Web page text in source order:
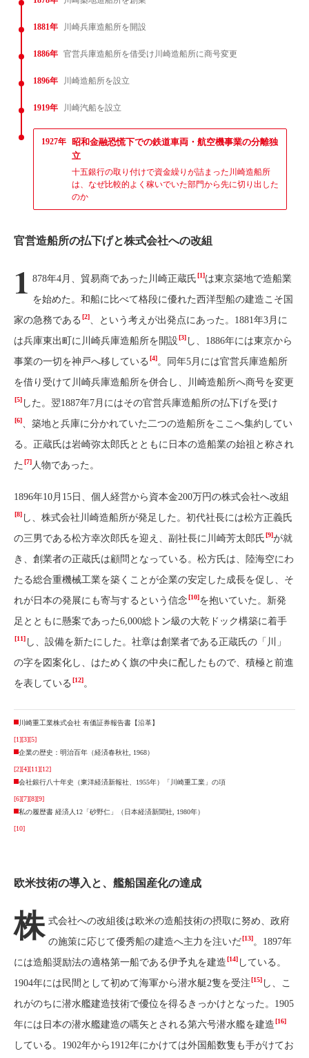
1881年 川崎兵庫造船所を開設
1886年 官営兵庫造船所を借受け川崎造船所に商号変更
1896年 川崎造船所を設立
1919年 川崎汽船を設立
1927年
昭和金融恐慌下での鉄道車両・航空機事業の分離独
立
十五銀行の取り付けで資金繰りが詰まった川崎造船所
は、なぜ比較的よく稼いでいた部門から先に切り出した
のか
官営造船所の払下げと株式会社への改組
1 878年4月、貿易商であった川崎正蔵氏 [1]は東京築地で造船業
を始めた。和船に比べて格段に優れた西洋型船の建造こそ国
家の急務である [2]
、という考えが出発点にあった。1881年3月に
は兵庫東出町に川崎兵庫造船所を開設[3] し、1886年には東京から
事業の一切を神戸へ移している [4]。同年5月には官営兵庫造船所
を借り受けて川崎兵庫造船所を併合し、川崎造船所へ商号を変更
[5] した。翌1887年7月にはその官営兵庫造船所の払下げを受け
[6]
、築地と兵庫に分かれていた二つの造船所をここへ集約してい
る。正蔵氏は岩崎弥太郎氏とともに日本の造船業の始祖と称され
た [7] 人物であった。
1896年10月15日、個人経営から資本金200万円の株式会社へ改組
[8] し、株式会社川崎造船所が発足した。初代社長には松方正義氏
の三男である松方幸次郎氏を迎え、副社長に川崎芳太郎氏[9]が就
き、創業者の正蔵氏は顧問となっている。松方氏は、陸海空にわ
たる総合重機械工業を築くことが企業の安定した成長を促し、そ
れが日本の発展にも寄与するという信念[10]を抱いていた。新発
足とともに懸案であった6,000総トン級の大乾ドック構築に着手
[11] し、設備を新たにした。社章は創業者である正蔵氏の「川」
の字を図案化し、はためく旗の中央に配したもので、積極と前進
を表している [12]。
川崎重工業株式会社 有価証券報告書【沿革】
[1][3][5]
企業の歴史：明治百年（経済春秋社, 1968）
[2][4][11][12]
会社銀行八十年史（東洋経済新報社、1955年）「川崎重工業」の項
[6][7][8][9]
私の履歴書 経済人12「砂野仁」（日本経済新聞社, 1980年）
[10]
欧米技術の導入と、艦船国産化の達成
株 式会社への改組後は欧米の造船技術の摂取に努め、政府
の施策に応じて優秀船の建造へ主力を注いだ[13]。1897年
には造船奨励法の適格第一船である伊予丸を建造[14] している。
1904年には民間として初めて海軍から潜水艇2隻を受注[15] し、こ
れがのちに潜水艦建造技術で優位を得るきっかけとなった。1905
年には日本の潜水艦建造の嚆矢とされる第六号潜水艦を建造[16]
している。1902年から1912年にかけては外国船数隻も手がけてお